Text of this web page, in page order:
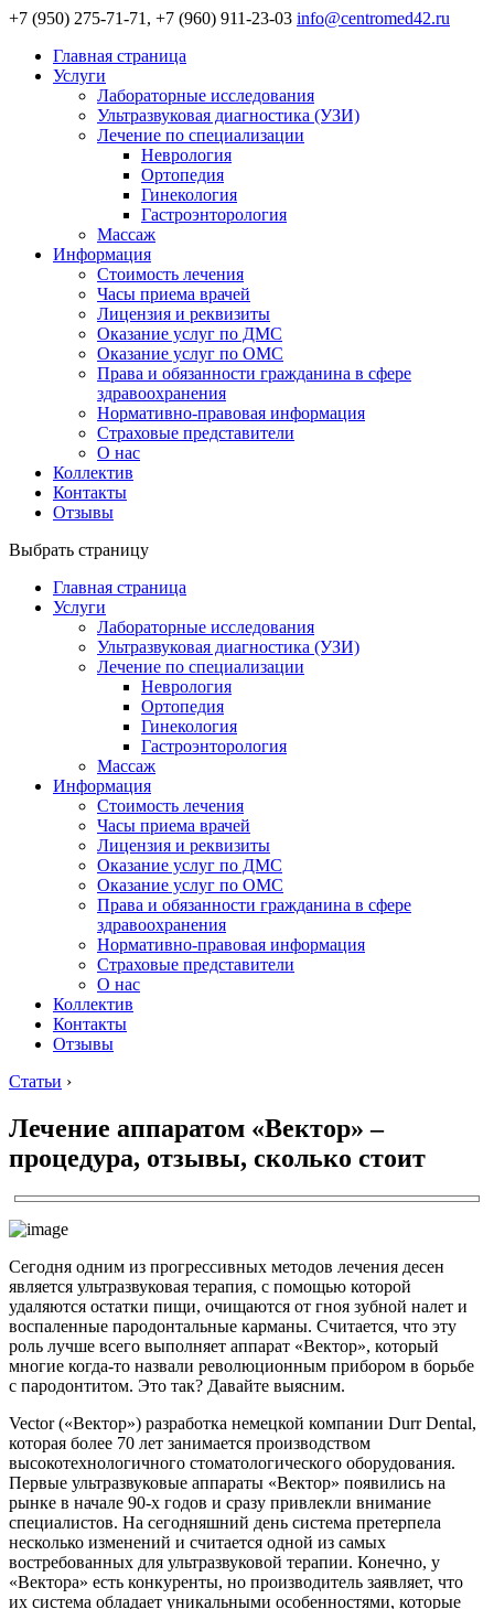
+7 (950) 275-71-71, +7 (960) 911-23-03 info@centromed42.ru
Главная страница
Услуги
Лабораторные исследования
Ультразвуковая диагностика (УЗИ)
Лечение по специализации
Неврология
Ортопедия
Гинекология
Гастроэнторология
Массаж
Информация
Стоимость лечения
Часы приема врачей
Лицензия и реквизиты
Оказание услуг по ДМС
Оказание услуг по ОМС
Права и обязанности гражданина в сфере
здравоохранения
Нормативно-правовая информация
Страховые представители
О нас
Коллектив
Контакты
Отзывы
Выбрать страницу
Главная страница
Услуги
Лабораторные исследования
Ультразвуковая диагностика (УЗИ)
Лечение по специализации
Неврология
Ортопедия
Гинекология
Гастроэнторология
Массаж
Информация
Стоимость лечения
Часы приема врачей
Лицензия и реквизиты
Оказание услуг по ДМС
Оказание услуг по ОМС
Права и обязанности гражданина в сфере
здравоохранения
Нормативно-правовая информация
Страховые представители
О нас
Коллектив
Контакты
Отзывы
Статьи ›
Лечение аппаратом «Вектор» –
процедура, отзывы, сколько стоит
Сегодня одним из прогрессивных методов лечения десен
является ультразвуковая терапия, с помощью которой
удаляются остатки пищи, очищаются от гноя зубной налет и
воспаленные пародонтальные карманы. Считается, что эту
роль лучше всего выполняет аппарат «Вектор», который
многие когда-то назвали революционным прибором в борьбе
с пародонтитом. Это так? Давайте выясним.
Vector («Вектор») разработка немецкой компании Durr Dental,
которая более 70 лет занимается производством
высокотехнологичного стоматологического оборудования.
Первые ультразвуковые аппараты «Вектор» появились на
рынке в начале 90-х годов и сразу привлекли внимание
специалистов. На сегодняшний день система претерпела
несколько изменений и считается одной из самых
востребованных для ультразвуковой терапии. Конечно, у
«Вектора» есть конкуренты, но производитель заявляет, что
их система обладает уникальными особенностями, которые